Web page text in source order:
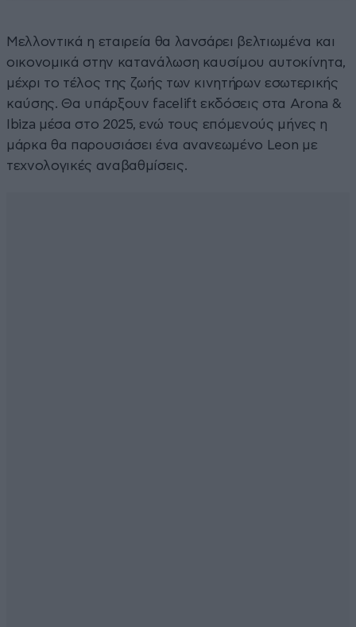
Μελλοντικά η εταιρεία θα λανσάρει βελτιωμένα και
οικονομικά στην κατανάλωση καυσίμου αυτοκίνητα,
μέχρι το τέλος της ζωής των κινητήρων εσωτερικής
καύσης. Θα υπάρξουν facelift εκδόσεις στα Arona &
Ibiza μέσα στο 2025, ενώ τους επόμενούς μήνες η
μάρκα θα παρουσιάσει ένα ανανεωμένο Leon με
τεχνολογικές αναβαθμίσεις.